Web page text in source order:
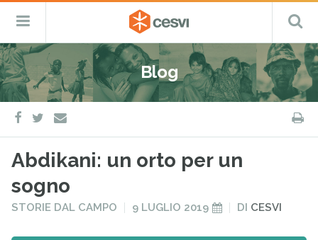
Salta
al
contenuto
CESVI
Fondazione
–
ETS
Cooperazione,
Emergenza
e
Sviluppo
Menu
Blog
facebook
twitter
e-
mail
Abdikani: un orto per un
sogno
PUBBLICATO
STORIE DAL CAMPO
PUBBLICATO
IL
9 LUGLIO 2019 DI CESVI